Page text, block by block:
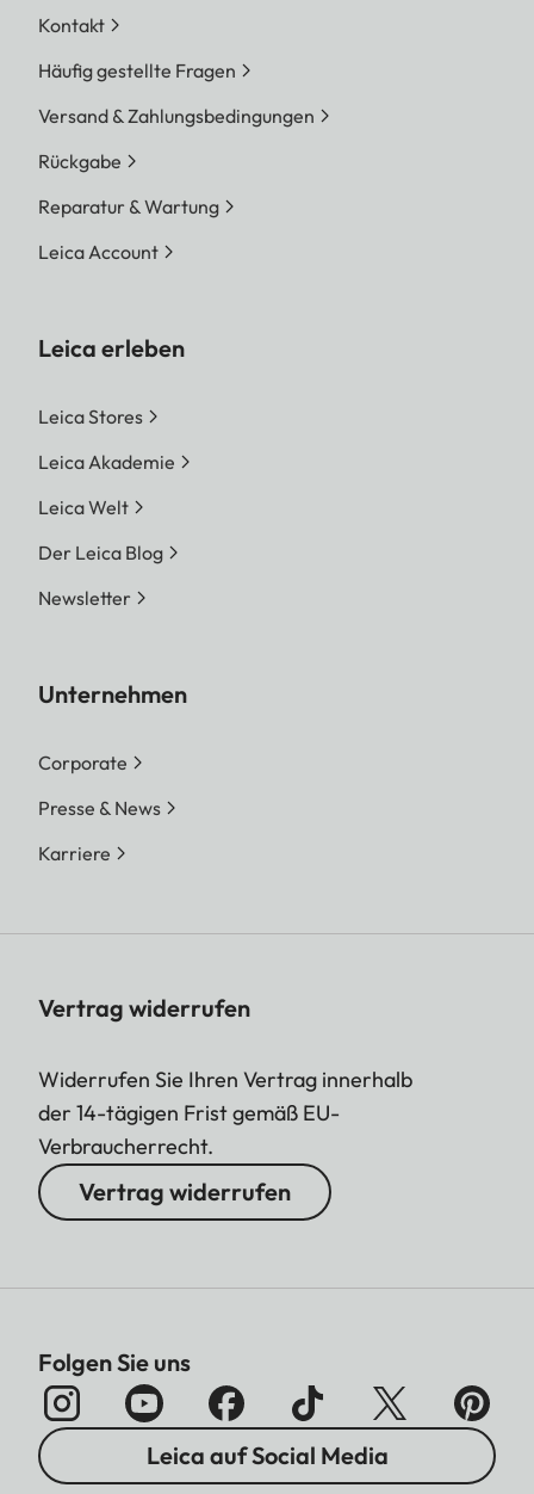
Kontakt
Häufig gestellte Fragen
Versand & Zahlungsbedingungen
Rückgabe
Reparatur & Wartung
Leica Account
Leica erleben
Leica Stores
Leica Akademie
Leica Welt
Der Leica Blog
Newsletter
Unternehmen
Corporate
Presse & News
Karriere
Vertrag widerrufen
Widerrufen Sie Ihren Vertrag innerhalb
der 14-tägigen Frist gemäß EU-
Verbraucherrecht.
Vertrag widerrufen
Folgen Sie uns
Leica auf Social Media